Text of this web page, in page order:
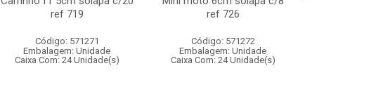
ref 719
Código: 571271
Embalagem: Unidade
Caixa Com: 24 Unidade(s)
ref 726
Código: 571272
Embalagem: Unidade
Caixa Com: 24 Unidade(s)